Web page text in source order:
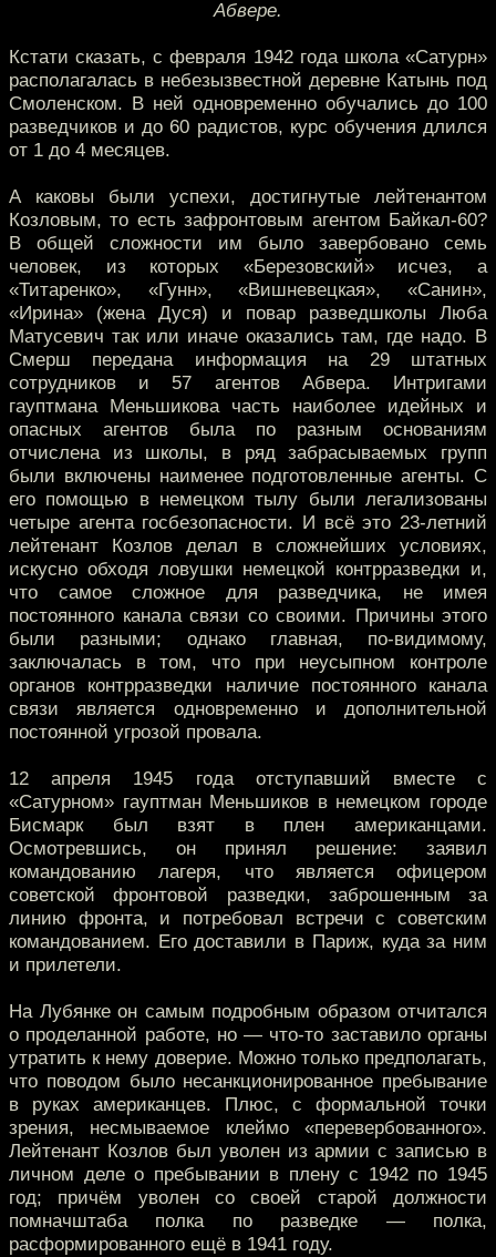
Абвере.
Кстати сказать, с февраля 1942 года школа «Сатурн»
располагалась в небезызвестной деревне Катынь под
Смоленском. В ней одновременно обучались до 100
разведчиков и до 60 радистов, курс обучения длился
от 1 до 4 месяцев.
А каковы были успехи, достигнутые лейтенантом
Козловым, то есть зафронтовым агентом Байкал-60?
В общей сложности им было завербовано семь
человек, из которых «Березовский» исчез, а
«Титаренко», «Гунн», «Вишневецкая», «Санин»,
«Ирина» (жена Дуся) и повар разведшколы Люба
Матусевич так или иначе оказались там, где надо. В
Смерш передана информация на 29 штатных
сотрудников и 57 агентов Абвера. Интригами
гауптмана Меньшикова часть наиболее идейных и
опасных агентов была по разным основаниям
отчислена из школы, в ряд забрасываемых групп
были включены наименее подготовленные агенты. С
его помощью в немецком тылу были легализованы
четыре агента госбезопасности. И всё это 23-летний
лейтенант Козлов делал в сложнейших условиях,
искусно обходя ловушки немецкой контрразведки и,
что самое сложное для разведчика, не имея
постоянного канала связи со своими. Причины этого
были разными; однако главная, по-видимому,
заключалась в том, что при неусыпном контроле
органов контрразведки наличие постоянного канала
связи является одновременно и дополнительной
постоянной угрозой провала.
12 апреля 1945 года отступавший вместе с
«Сатурном» гауптман Меньшиков в немецком городе
Бисмарк был взят в плен американцами.
Осмотревшись, он принял решение: заявил
командованию лагеря, что является офицером
советской фронтовой разведки, заброшенным за
линию фронта, и потребовал встречи с советским
командованием. Его доставили в Париж, куда за ним
и прилетели.
На Лубянке он самым подробным образом отчитался
о проделанной работе, но — что-то заставило органы
утратить к нему доверие. Можно только предполагать,
что поводом было несанкционированное пребывание
в руках американцев. Плюс, с формальной точки
зрения, несмываемое клеймо «перевербованного».
Лейтенант Козлов был уволен из армии с записью в
личном деле о пребывании в плену с 1942 по 1945
год; причём уволен со своей старой должности
помначштаба полка по разведке — полка,
расформированного ещё в 1941 году.